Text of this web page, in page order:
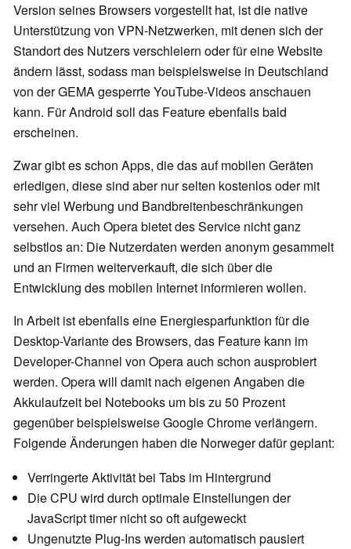
Version seines Browsers vorgestellt hat, ist die native
Unterstützung von VPN-Netzwerken, mit denen sich der
Standort des Nutzers verschleiern oder für eine Website
ändern lässt, sodass man beispielsweise in Deutschland
von der GEMA gesperrte YouTube-Videos anschauen
kann. Für Android soll das Feature ebenfalls bald
erscheinen.
Zwar gibt es schon Apps, die das auf mobilen Geräten
erledigen, diese sind aber nur selten kostenlos oder mit
sehr viel Werbung und Bandbreitenbeschränkungen
versehen. Auch Opera bietet des Service nicht ganz
selbstlos an: Die Nutzerdaten werden anonym gesammelt
und an Firmen weiterverkauft, die sich über die
Entwicklung des mobilen Internet informieren wollen.
In Arbeit ist ebenfalls eine Energiesparfunktion für die
Desktop-Variante des Browsers, das Feature kann im
Developer-Channel von Opera auch schon ausprobiert
werden. Opera will damit nach eigenen Angaben die
Akkulaufzeit bei Notebooks um bis zu 50 Prozent
gegenüber beispielsweise Google Chrome verlängern.
Folgende Änderungen haben die Norweger dafür geplant:
Verringerte Aktivität bei Tabs im Hintergrund
Die CPU wird durch optimale Einstellungen der
JavaScript timer nicht so oft aufgeweckt
Ungenutzte Plug-Ins werden automatisch pausiert